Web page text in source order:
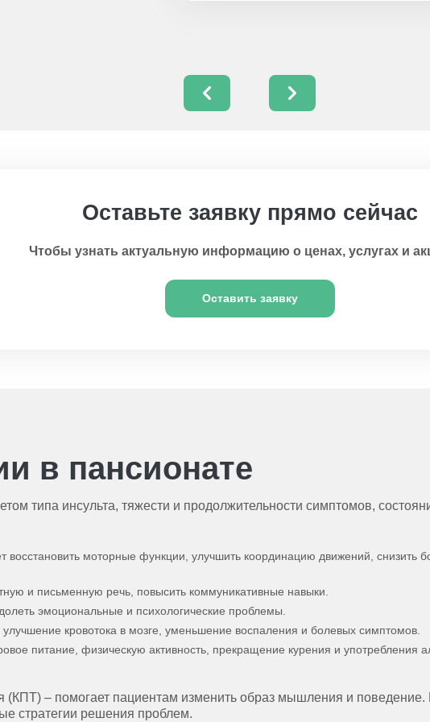
Оставьте заявку прямо сейчас
Чтобы узнать актуальную информацию о ценах, услугах и
Оставить заявку
в пансионате
типа инсульта, тяжести и продолжительности симптомов,
восстановить моторные функции, улучшить координацию движений,
и письменную речь, повысить коммуникативные навыки.
эмоциональные и психологические проблемы.
кровотока в мозге, уменьшение воспаления и болевых симптомов.
питание, физическую активность, прекращение курения и употребления
(КПТ) – помогает пациентам изменить образ мышления и поведение.
стратегии решения проблем.